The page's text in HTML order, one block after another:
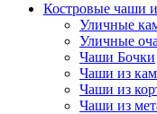
Костровые чаши
Уличные
Уличные
Чаши Бочки
Чаши из
Чаши из
Чаши из